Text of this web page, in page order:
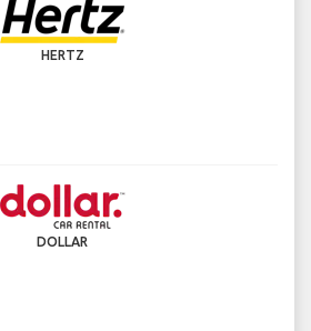
HERTZ
DOLLAR